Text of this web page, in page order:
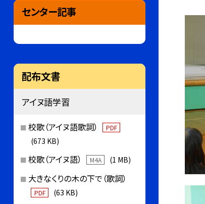
センター記事
配布文書
アイヌ語学習
校歌（アイヌ語歌詞） PDF
(673 KB)
校歌（アイヌ語） M4A (1 MB)
大きなくりの木の下で（歌詞）
PDF (63 KB)